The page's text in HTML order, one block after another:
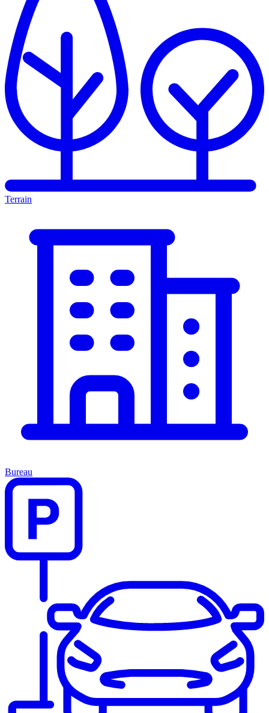
Terrain
Bureau